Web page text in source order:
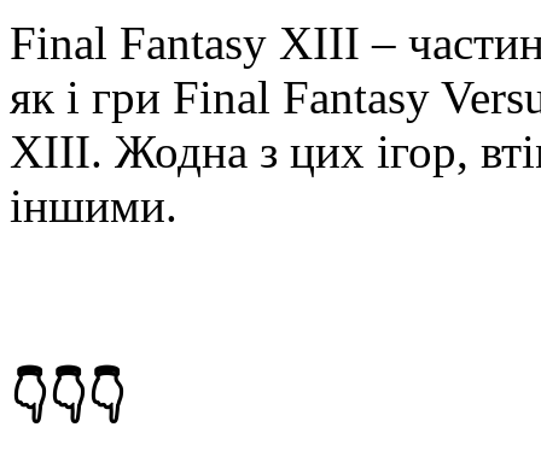
Final Fantasy XIII –
як і гри Final Fantasy
XIII. Жодна з цих ігор,
іншими.
👇👇👇